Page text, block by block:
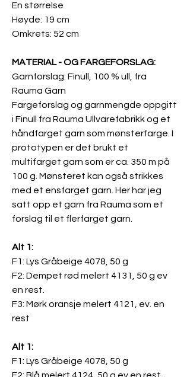
En størrelse
Høyde: 19 cm
Omkrets: 52 cm
MATERIAL - OG FARGEFORSLAG:
Garnforslag: Finull, 100 % ull, fra
Rauma Garn
Fargeforslag og garnmengde oppgitt
i Finull fra Rauma Ullvarefabrikk og et
håndfarget garn som mønsterfarge. I
prototypen er det brukt et
multifarget garn som er ca. 350 m på
100 g. Mønsteret kan også strikkes
med et ensfarget garn. Her har jeg
satt opp et garn fra Rauma som et
forslag til et flerfarget garn.
Alt 1:
F1: Lys Gråbeige 4078, 50 g
F2: Dempet rød melert 4131, 50 g ev
en rest.
F3: Mørk oransje melert 4121, ev. en
rest
Alt 1:
F1: Lys Gråbeige 4078, 50 g